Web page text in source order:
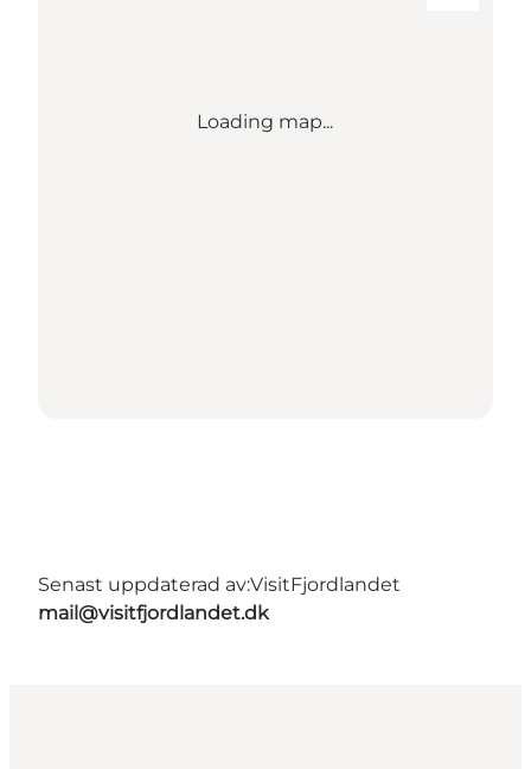
Loading map...
Senast uppdaterad av:VisitFjordlandet
mail@visitfjordlandet.dk